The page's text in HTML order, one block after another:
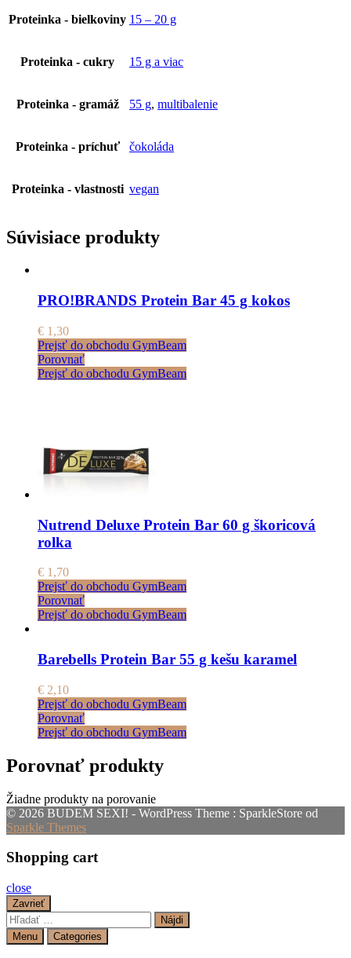
Proteinka - bielkoviny 15 – 20 g
Proteinka - cukry 15 g a viac
Proteinka - gramáž 55 g, multibalenie
Proteinka - príchuť čokoláda
Proteinka - vlastnosti vegan
Súvisiace produkty
PRO!BRANDS Protein Bar 45 g kokos
€ 1,30
Prejsť do obchodu GymBeam
Porovnať
Prejsť do obchodu GymBeam
Nutrend Deluxe Protein Bar 60 g škoricová
rolka
€ 1,70
Prejsť do obchodu GymBeam
Porovnať
Prejsť do obchodu GymBeam
Barebells Protein Bar 55 g kešu karamel
€ 2,10
Prejsť do obchodu GymBeam
Porovnať
Prejsť do obchodu GymBeam
Porovnať produkty
Žiadne produkty na porovanie
© 2026 BUDEM SEXI! - WordPress Theme : SparkleStore od
Sparkle Themes
Shopping cart
close
Zavrieť
Hľadať:
Menu Categories